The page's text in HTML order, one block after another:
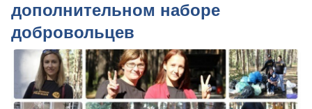
дополнительном наборе
добровольцев